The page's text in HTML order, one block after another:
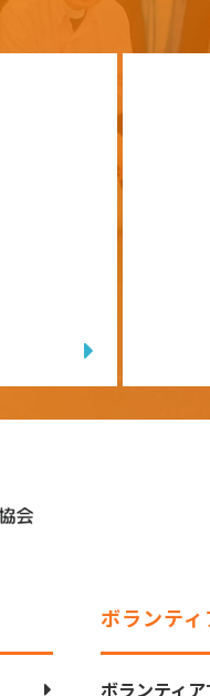
ボランテ
ボランティア